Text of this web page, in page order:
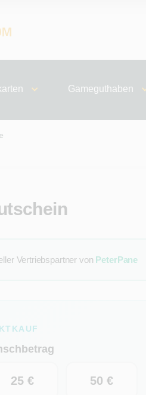
Gameguthaben
Vertriebspartner von PeterPane
25 € 50 €